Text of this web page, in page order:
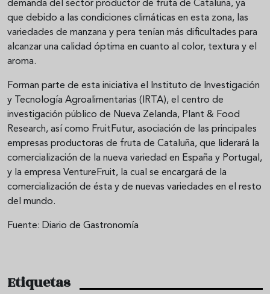
demanda del sector productor de fruta de Cataluña, ya
que debido a las condiciones climáticas en esta zona, las
variedades de manzana y pera tenían más dificultades para
alcanzar una calidad óptima en cuanto al color, textura y el
aroma.
Forman parte de esta iniciativa el Instituto de Investigación
y Tecnología Agroalimentarias (IRTA), el centro de
investigación público de Nueva Zelanda, Plant & Food
Research, así como FruitFutur, asociación de las principales
empresas productoras de fruta de Cataluña, que liderará la
comercialización de la nueva variedad en España y Portugal,
y la empresa VentureFruit, la cual se encargará de la
comercialización de ésta y de nuevas variedades en el resto
del mundo.
Fuente: Diario de Gastronomía
Etiquetas